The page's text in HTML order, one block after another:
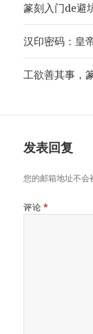
篆刻入门de避
汉印密码：皇
工欲善其事，
发表回复
您的邮箱地址不会
评论 *